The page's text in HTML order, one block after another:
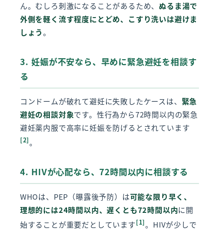
ん。むしろ刺激になることがあるため、ぬるま湯で
外側を軽く流す程度にとどめ、こすり洗いは避けま
しょう。
3. 妊娠が不安なら、早めに緊急避妊を相談す
る
コンドームが破れて避妊に失敗したケースは、 緊急
避妊の相談対象です。性行為から72時間以内の緊急
避妊薬内服で高率に妊娠を防げるとされています
[2]。
4. HIVが心配なら、72時間以内に相談する
WHOは、PEP（曝露後予防）は可能な限り早く、
理想的には24時間以内、遅くとも72時間以内に開
始することが重要だとしています[1]。HIVが少しで